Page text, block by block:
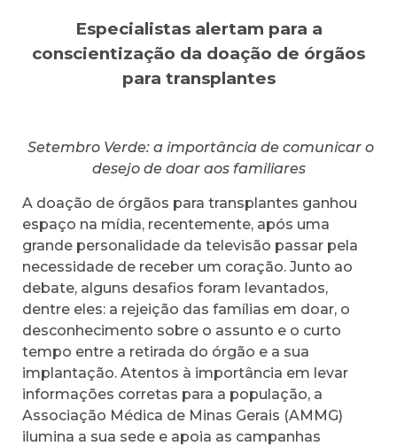
Especialistas alertam para a
conscientização da doação de órgãos
para transplantes
Setembro Verde: a importância de comunicar o
desejo de doar aos familiares
A doação de órgãos para transplantes ganhou
espaço na mídia, recentemente, após uma
grande personalidade da televisão passar pela
necessidade de receber um coração. Junto ao
debate, alguns desafios foram levantados,
dentre eles: a rejeição das famílias em doar, o
desconhecimento sobre o assunto e o curto
tempo entre a retirada do órgão e a sua
implantação. Atentos à importância em levar
informações corretas para a população, a
Associação Médica de Minas Gerais (AMMG)
ilumina a sua sede e apoia as campanhas